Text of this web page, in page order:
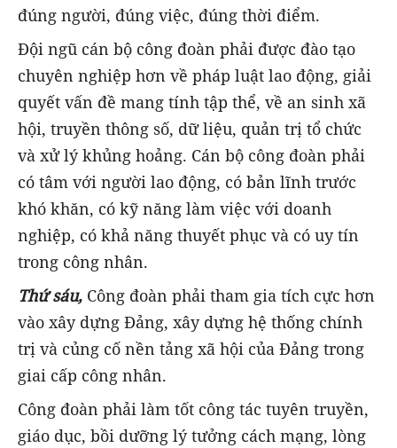
đúng người, đúng việc, đúng thời điểm.
Đội ngũ cán bộ công đoàn phải được đào tạo
chuyên nghiệp hơn về pháp luật lao động, giải
quyết vấn đề mang tính tập thể, về an sinh xã
hội, truyền thông số, dữ liệu, quản trị tổ chức
và xử lý khủng hoảng. Cán bộ công đoàn phải
có tâm với người lao động, có bản lĩnh trước
khó khăn, có kỹ năng làm việc với doanh
nghiệp, có khả năng thuyết phục và có uy tín
trong công nhân.
Thứ sáu, Công đoàn phải tham gia tích cực hơn
vào xây dựng Đảng, xây dựng hệ thống chính
trị và củng cố nền tảng xã hội của Đảng trong
giai cấp công nhân.
Công đoàn phải làm tốt công tác tuyên truyền,
giáo dục, bồi dưỡng lý tưởng cách mạng, lòng